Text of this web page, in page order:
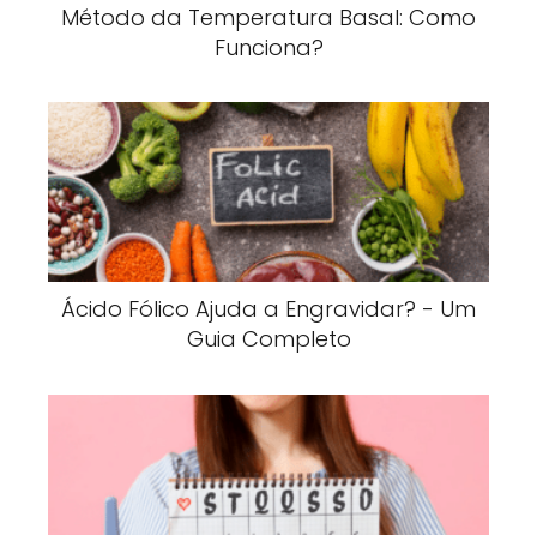
Método da Temperatura Basal: Como
Funciona?
Ácido Fólico Ajuda a Engravidar? - Um
Guia Completo